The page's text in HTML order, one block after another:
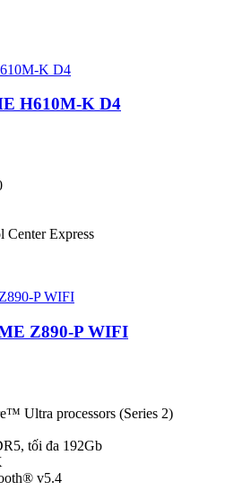
H610M-K D4
Center Express
Z890-P WIFI
Ultra processors (Series 2)
tối đa 192Gb
v5.4